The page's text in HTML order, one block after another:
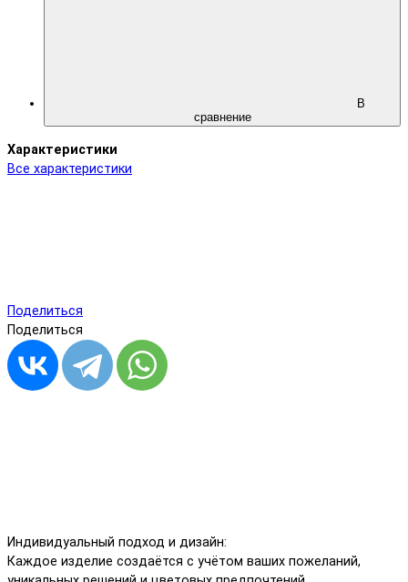
В
сравнение
Характеристики
Все характеристики
Поделиться
Поделиться
Индивидуальный подход и дизайн:
Каждое изделие создаётся с учётом ваших пожеланий,